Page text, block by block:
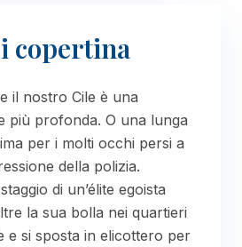
copertina
il nostro Cile è una
più profonda. O una lunga
per i molti occhi persi a
della polizia.
di un’élite egoista
la sua bolla nei quartieri
e si sposta in elicottero per